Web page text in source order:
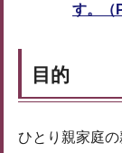
す。（
目的
ひとり親家庭